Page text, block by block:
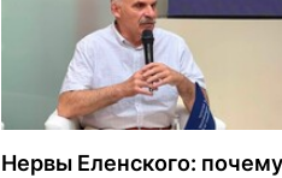
Нервы Еленского: почему